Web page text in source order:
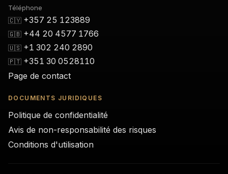
Téléphone
🇨🇾 +357 25 123889
🇬🇧 +44 20 4577 1766
🇺🇸 +1 302 240 2890
🇵🇹 +351 30 0528110
Page de contact
DOCUMENTS JURIDIQUES
Politique de confidentialité
Avis de non-responsabilité des risques
Conditions d'utilisation